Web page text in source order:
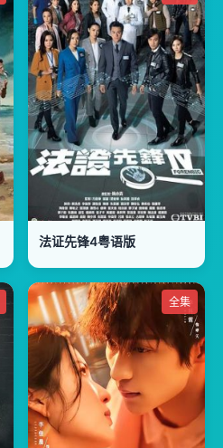
法证先锋4粤语版
全集